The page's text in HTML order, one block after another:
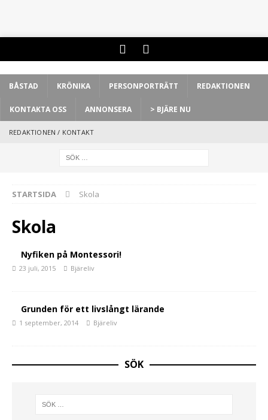
BÅSTAD KRÖNIKA PERSONPORTRÄTT REDAKTIONEN
KONTAKTA OSS ANNONSERA > BJÄRE NU
REDAKTIONEN / KONTAKT
STARTSIDA Skola
Skola
Nyfiken på Montessori!
23 juli, 2015 Bjäreliv
Grunden för ett livslångt lärande
1 september, 2014 Bjäreliv
SÖK